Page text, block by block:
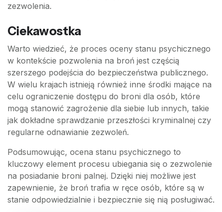
zezwolenia.
Ciekawostka
Warto wiedzieć, że proces oceny stanu psychicznego
w kontekście pozwolenia na broń jest częścią
szerszego podejścia do bezpieczeństwa publicznego.
W wielu krajach istnieją również inne środki mające na
celu ograniczenie dostępu do broni dla osób, które
mogą stanowić zagrożenie dla siebie lub innych, takie
jak dokładne sprawdzanie przeszłości kryminalnej czy
regularne odnawianie zezwoleń.
Podsumowując, ocena stanu psychicznego to
kluczowy element procesu ubiegania się o zezwolenie
na posiadanie broni palnej. Dzięki niej możliwe jest
zapewnienie, że broń trafia w ręce osób, które są w
stanie odpowiedzialnie i bezpiecznie się nią posługiwać.